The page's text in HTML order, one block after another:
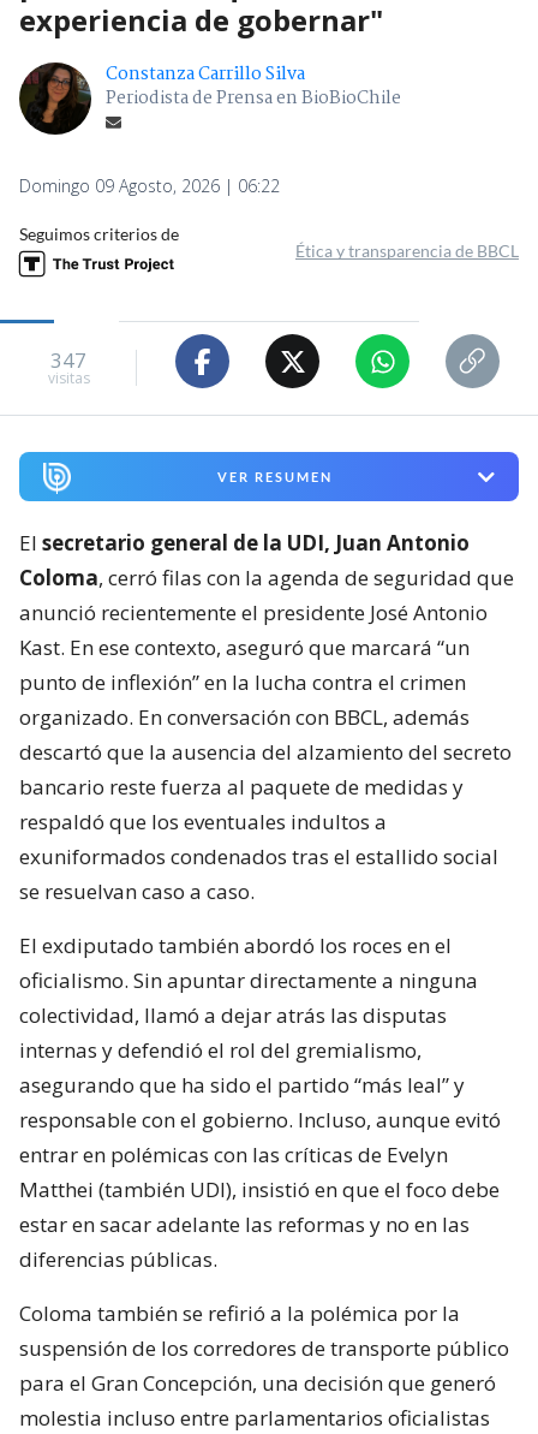
experiencia de gobernar"
Constanza Carrillo Silva
Periodista de Prensa en BioBioChile
Domingo 09 Agosto, 2026 | 06:22
Seguimos criterios de
Ética y transparencia de BBCL
347
visitas
VER RESUMEN
El secretario general de la UDI, Juan Antonio
Coloma, cerró filas con la agenda de seguridad que
anunció recientemente el presidente José Antonio
Kast. En ese contexto, aseguró que marcará “un
punto de inflexión” en la lucha contra el crimen
organizado. En conversación con BBCL, además
descartó que la ausencia del alzamiento del secreto
bancario reste fuerza al paquete de medidas y
respaldó que los eventuales indultos a
exuniformados condenados tras el estallido social
se resuelvan caso a caso.
El exdiputado también abordó los roces en el
oficialismo. Sin apuntar directamente a ninguna
colectividad, llamó a dejar atrás las disputas
internas y defendió el rol del gremialismo,
asegurando que ha sido el partido “más leal” y
responsable con el gobierno. Incluso, aunque evitó
entrar en polémicas con las críticas de Evelyn
Matthei (también UDI), insistió en que el foco debe
estar en sacar adelante las reformas y no en las
diferencias públicas.
Coloma también se refirió a la polémica por la
suspensión de los corredores de transporte público
para el Gran Concepción, una decisión que generó
molestia incluso entre parlamentarios oficialistas